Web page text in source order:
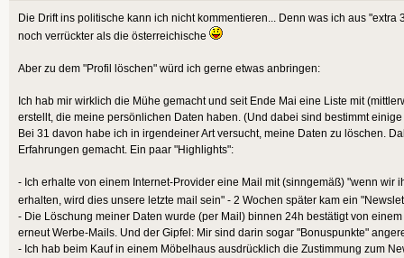
Die Drift ins politische kann ich nicht kommentieren... Denn was ich aus
noch verrückter als die österreichische
Aber zu dem "Profil löschen" würd ich gerne etwas anbringen:
Ich hab mir wirklich die Mühe gemacht und seit Ende Mai eine Liste mit
erstellt, die meine persönlichen Daten haben. (Und dabei sind bestimmt
Bei 31 davon habe ich in irgendeiner Art versucht, meine Daten zu löschen.
Erfahrungen gemacht. Ein paar "Highlights":
- Ich erhalte von einem Internet-Provider eine Mail mit (sinngemäß) "wenn wir
erhalten, wird dies unsere letzte mail sein" - 2 Wochen später kam ein
- Die Löschung meiner Daten wurde (per Mail) binnen 24h bestätigt von
erneut Werbe-Mails. Und der Gipfel: Mir sind darin sogar "Bonuspunkte"
- Ich hab beim Kauf in einem Möbelhaus ausdrücklich die Zustimmung zum